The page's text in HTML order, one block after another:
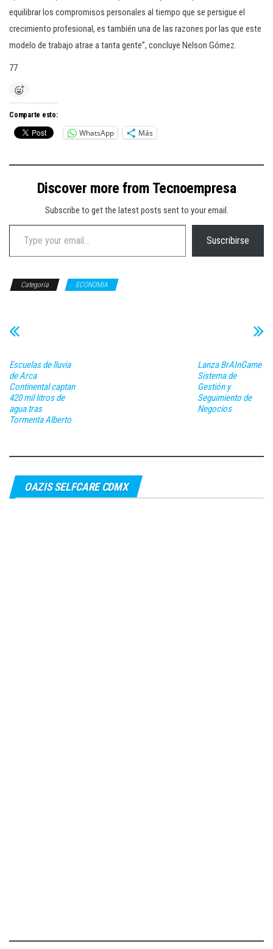
equilibrar los compromisos personales al tiempo que se persigue el
crecimiento profesional, es también una de las razones por las que este
modelo de trabajo atrae a tanta gente”, concluye Nelson Gómez.
77
Comparte esto:
WhatsApp Más
Discover more from Tecnoempresa
Subscribe to get the latest posts sent to your email.
Type your email…
Suscribirse
Categoría ECONOMIA
Escuelas de lluvia
de Arca
Continental captan
420 mil litros de
agua tras
Tormenta Alberto
Lanza BrAInGame
Sistema de
Gestión y
Seguimiento de
Negocios
OAZIS SELFCARE CDMX